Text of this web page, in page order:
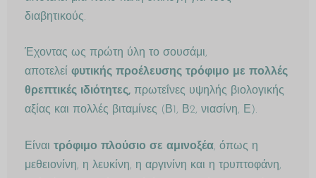
διαβητικούς.
Έχοντας ως πρώτη ύλη το σουσάμι,
αποτελεί φυτικής προέλευσης τρόφιμο με πολλές
θρεπτικές ιδιότητες, πρωτεΐνες υψηλής βιολογικής
αξίας και πολλές βιταμίνες (Β1, Β2, νιασίνη, Ε).
Είναι τρόφιμο πλούσιο σε αμινοξέα, όπως η
μεθειονίνη, η λευκίνη, η αργινίνη και η τρυπτοφάνη,